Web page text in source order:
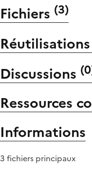
Fichiers (3)
Discussions (0
Ressources
Informations
3 fichiers principaux